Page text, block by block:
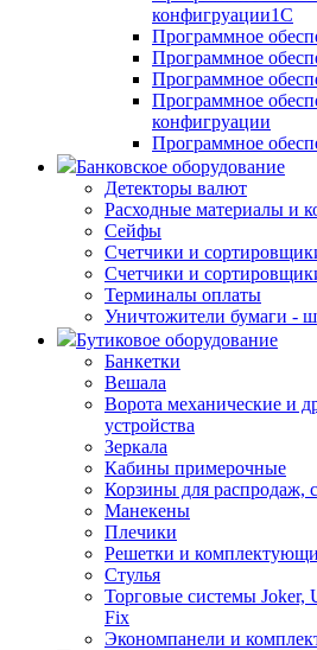
конфигруации1С
Программное
Программное
Программное
Программное
конфигруации
Программное
Банковское оборудование
Детекторы валют
Расходные материалы и
Сейфы
Счетчики и
Счетчики и
Терминалы оплаты
Уничтожители бумаги -
Бутиковое оборудование
Банкетки
Вешала
Ворота механические и
устройства
Зеркала
Кабины примерочные
Корзины для распродаж,
Манекены
Плечики
Решетки и
Стулья
Торговые системы Joker,
Fix
Экономпанели и